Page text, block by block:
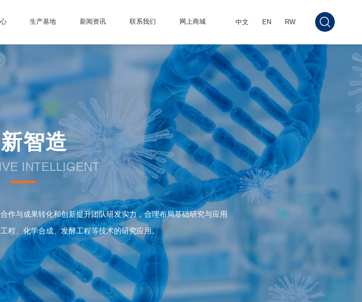
生产基地 新闻资讯 联系我们 网上商城 中文 EN RW
5-氨基乙酰丙酸
智造
INTELLIGENT
作与成果转化和创新提升团队研发实力，合理布局基础研究与应用
程、化学合成、发酵工程等技术的研究应用。